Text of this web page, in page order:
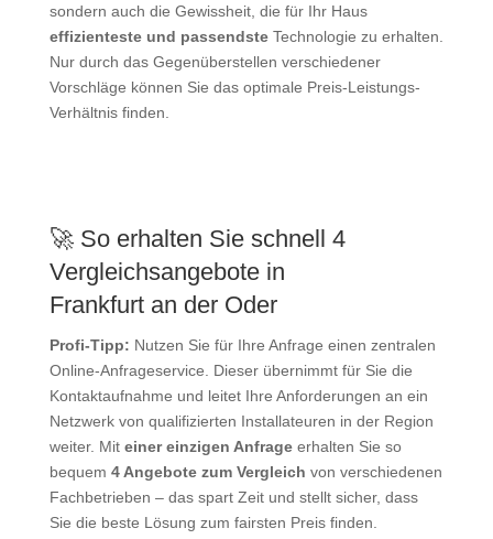
sondern auch die Gewissheit, die für Ihr Haus
effizienteste und passendsteTechnologie zu erhalten.
Nur durch das Gegenüberstellen verschiedener
Vorschläge können Sie das optimale Preis-Leistungs-
Verhältnis finden.
🚀 So erhalten Sie schnell 4
Vergleichsangebote in
Frankfurt an der Oder
Profi-Tipp: Nutzen Sie für Ihre Anfrage einen zentralen
Online-Anfrageservice. Dieser übernimmt für Sie die
Kontaktaufnahme und leitet Ihre Anforderungen an ein
Netzwerk von qualifizierten Installateuren in der Region
weiter. Mit einer einzigen Anfrageerhalten Sie so
bequem 4 Angebote zum Vergleich von verschiedenen
Fachbetrieben – das spart Zeit und stellt sicher, dass
Sie die beste Lösung zum fairsten Preis finden.